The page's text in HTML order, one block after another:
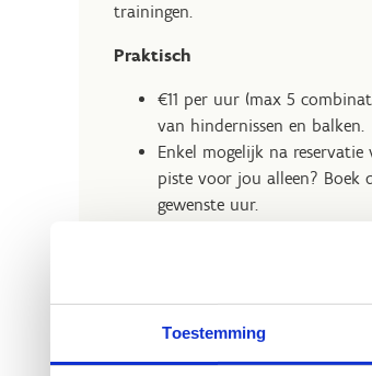
Toestemming
trainingen.
Praktisch
€11 per uur (max 5
van hindernissen en balken.
Enkel mogelijk na reservatie
piste voor jou alleen?
gewenste uur.
betreden. Zorg er dus voor
ingeeft. Gelieve bij vertrek
Je eigen trainer meenemen